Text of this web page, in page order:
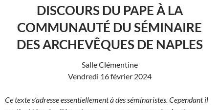
DISCOURS DU PAPE À LA
COMMUNAUTÉ DU SÉMINAIRE
DES ARCHEVÊQUES DE NAPLES
Salle Clémentine
Vendredi 16 février 2024
Ce texte s’adresse essentiellement à des séminaristes. Cependant il